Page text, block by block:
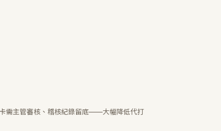
需主管審核、稽核紀錄留底——大幅降低代打